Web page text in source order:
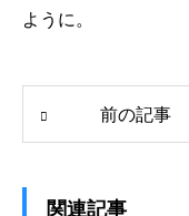
ように。
前の記事
関連記事